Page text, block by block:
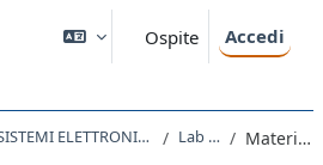
Ospite Accedi
301MI - PROGETTAZIONE DI SISTEMI ELETTRONICI 2022 Lab 0B Materiale